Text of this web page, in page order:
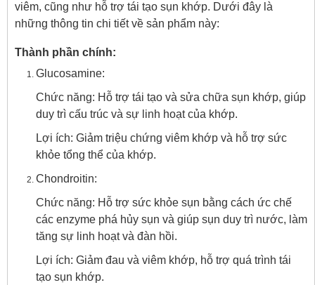
viêm, cũng như hỗ trợ tái tạo sụn khớp. Dưới đây là
những thông tin chi tiết về sản phẩm này:
Thành phần chính:
Glucosamine:
Chức năng: Hỗ trợ tái tạo và sửa chữa sụn khớp, giúp
duy trì cấu trúc và sự linh hoạt của khớp.
Lợi ích: Giảm triệu chứng viêm khớp và hỗ trợ sức
khỏe tổng thể của khớp.
Chondroitin:
Chức năng: Hỗ trợ sức khỏe sụn bằng cách ức chế
các enzyme phá hủy sụn và giúp sụn duy trì nước, làm
tăng sự linh hoạt và đàn hồi.
Lợi ích: Giảm đau và viêm khớp, hỗ trợ quá trình tái
tạo sụn khớp.